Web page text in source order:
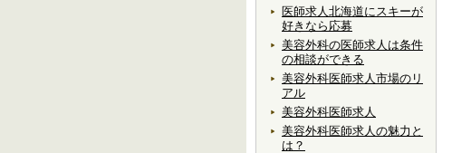
医師求人北海道にスキーが
好きなら応募
美容外科の医師求人は条件
の相談ができる
美容外科医師求人市場のリ
アル
美容外科医師求人
美容外科医師求人の魅力と
は？